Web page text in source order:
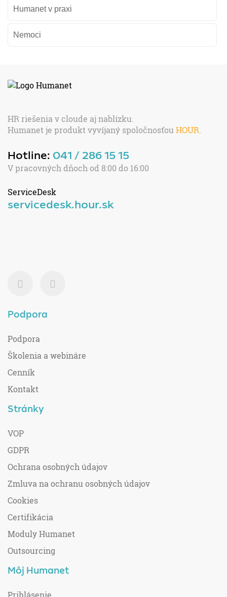
Humanet v praxi
Nemoci
HR riešenia v cloude aj nablízku.
Humanet je produkt vyvíjaný spoločnosťou HOUR.
Hotline: 041 / 286 15 15
V pracovných dňoch od 8:00 do 16:00
ServiceDesk
servicedesk.hour.sk
Podpora
Podpora
Školenia a webináre
Cenník
Kontakt
Stránky
VOP
GDPR
Ochrana osobných údajov
Zmluva na ochranu osobných údajov
Cookies
Certifikácia
Moduly Humanet
Outsourcing
Môj Humanet
Prihlásenie